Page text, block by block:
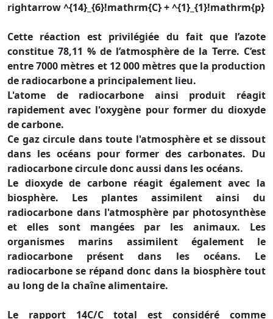
rightarrow ^{14}_{6}!mathrm{C} + ^{1}_{1}!mathrm{p}
Cette réaction est privilégiée du fait que l’azote
constitue 78,11 % de l’atmosphère de la Terre. C’est
entre 7000 mètres et 12 000 mètres que la production
de radiocarbone a principalement lieu.
L'atome de radiocarbone ainsi produit réagit
rapidement avec l'oxygène pour former du dioxyde
de carbone.
Ce gaz circule dans toute l'atmosphère et se dissout
dans les océans pour former des carbonates. Du
radiocarbone circule donc aussi dans les océans.
Le dioxyde de carbone réagit également avec la
biosphère. Les plantes assimilent ainsi du
radiocarbone dans l'atmosphère par photosynthèse
et elles sont mangées par les animaux. Les
organismes marins assimilent également le
radiocarbone présent dans les océans. Le
radiocarbone se répand donc dans la biosphère tout
au long de la chaîne alimentaire.
Le rapport 14C/C total est considéré comme